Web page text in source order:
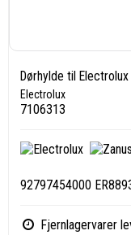
Dørhylde til
Electrolux
7106313
92797454000
Fjernlagervarer